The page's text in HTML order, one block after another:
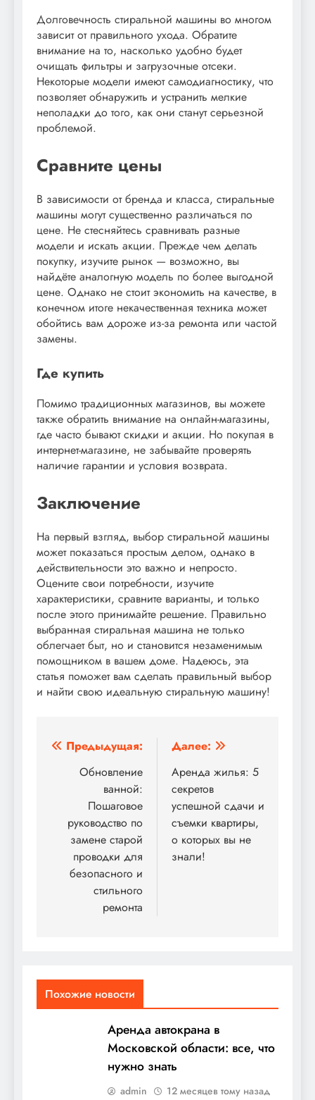
Долговечность стиральной машины во многом
зависит от правильного ухода. Обратите
внимание на то, насколько удобно будет
очищать фильтры и загрузочные отсеки.
Некоторые модели имеют самодиагностику, что
позволяет обнаружить и устранить мелкие
неполадки до того, как они станут серьезной
проблемой.
Сравните цены
В зависимости от бренда и класса, стиральные
машины могут существенно различаться по
цене. Не стесняйтесь сравнивать разные
модели и искать акции. Прежде чем делать
покупку, изучите рынок — возможно, вы
найдёте аналогную модель по более выгодной
цене. Однако не стоит экономить на качестве, в
конечном итоге некачественная техника может
обойтись вам дороже из-за ремонта или частой
замены.
Где купить
Помимо традиционных магазинов, вы можете
также обратить внимание на онлайн-магазины,
где часто бывают скидки и акции. Но покупая в
интернет-магазине, не забывайте проверять
наличие гарантии и условия возврата.
Заключение
На первый взгляд, выбор стиральной машины
может показаться простым делом, однако в
действительности это важно и непросто.
Оцените свои потребности, изучите
характеристики, сравните варианты, и только
после этого принимайте решение. Правильно
выбранная стиральная машина не только
облегчает быт, но и становится незаменимым
помощником в вашем доме. Надеюсь, эта
статья поможет вам сделать правильный выбор
и найти свою идеальную стиральную машину!
Навигация
записям
Предыдущая:
Обновление
ванной:
Пошаговое
руководство по
замене старой
проводки для
безопасного и
стильного
ремонта
Далее:
Аренда жилья: 5
секретов
успешной сдачи и
съемки квартиры,
о которых вы не
знали!
Похожие новости
Аренда автокрана в
Московской области: все, что
нужно знать
admin 12 месяцев тому назад